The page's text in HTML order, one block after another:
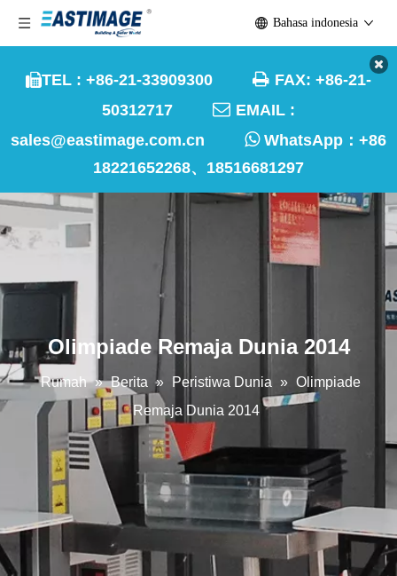
TEL : +86-21-33909300  FAX: +86-21-
50312717  EMAIL :
sales@eastimage.com.cn
WhatsApp： +86
18221652268、18516681297
Bahasa indonesia
Olimpiade Remaja Dunia 2014
Rumah » Berita » Peristiwa Dunia » Olimpiade
Remaja Dunia 2014